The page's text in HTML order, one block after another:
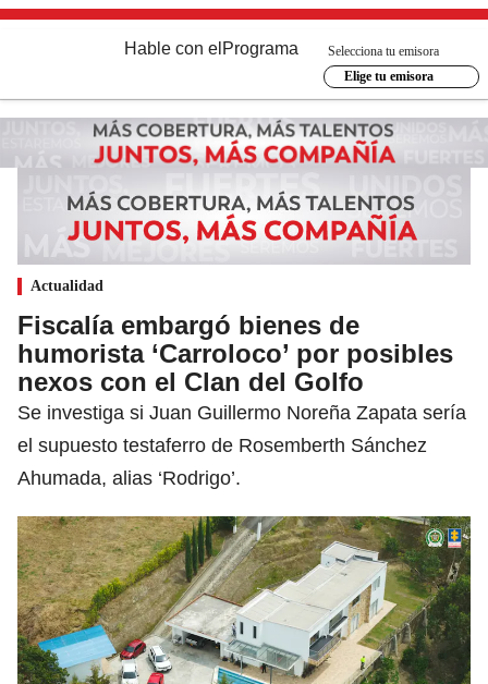
Hable con el Programa
Selecciona tu emisora
Elige tu emisora
Actualidad
Fiscalía embargó bienes de
humorista ‘Carroloco’ por posibles
nexos con el Clan del Golfo
Se investiga si Juan Guillermo Noreña Zapata sería
el supuesto testaferro de Rosemberth Sánchez
Ahumada, alias ‘Rodrigo’.